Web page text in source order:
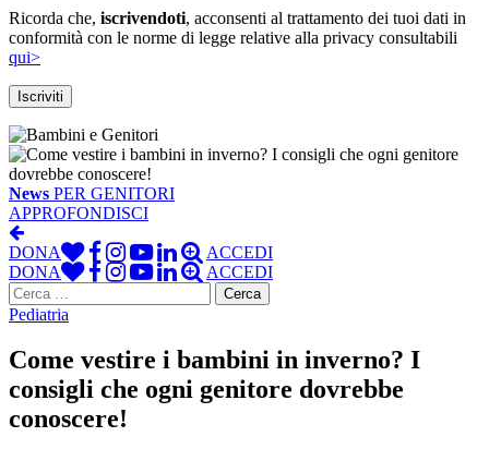
Ricorda che, iscrivendoti, acconsenti al trattamento dei tuoi dati in
conformità con le norme di legge relative alla privacy consultabili
qui>
News PER GENITORI
APPROFONDISCI
DONA
ACCEDI
DONA
ACCEDI
Ricerca
per:
Pediatria
Come vestire i bambini in inverno? I
consigli che ogni genitore dovrebbe
conoscere!